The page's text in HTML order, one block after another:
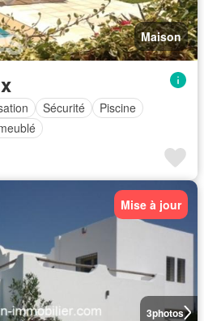
Maison
Sécurité
Piscine
3photos
Mise à jour